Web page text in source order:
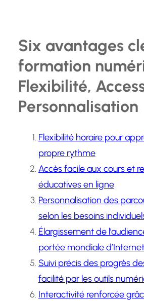
Six avantages
formation
Flexibilité,
Personnalisation
Flexibilité horaire pour
propre rythme
Accès facile aux cours et
éducatives en ligne
Personnalisation des
selon les besoins
Élargissement de
portée mondiale d’Internet
Suivi précis des progrès
facilité par les outils
Interactivité renforcée